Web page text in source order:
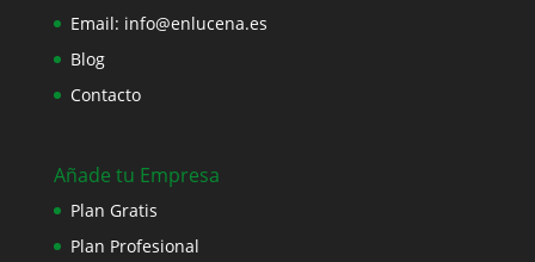
Email: info@enlucena.es
Blog
Contacto
Añade tu Empresa
Plan Gratis
Plan Profesional